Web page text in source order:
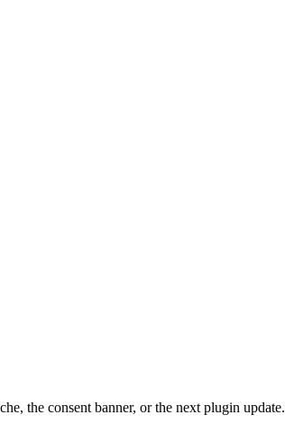
the consent banner, or the next plugin update.